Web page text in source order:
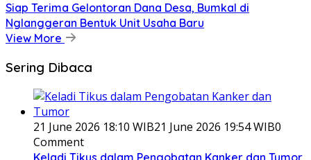
Siap Terima Gelontoran Dana Desa, Bumkal di
Nglanggeran Bentuk Unit Usaha Baru
View More
Sering Dibaca
21 June 2026 18:10 WIB21 June 2026 19:54 WIB0
Comment
Keladi Tikus dalam Pengobatan Kanker dan Tumor